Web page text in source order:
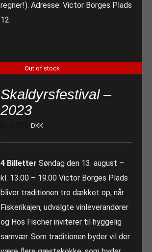
regner!). Adresse: Victor Borges Plads
12
Out of stock
Skaldyrsfestival –
2023
DKK
4 Billetter Søndag den 13. august –
kl. 13.00 – 19.00 Victor Borges Plads
bliver traditionen tro dækket op, når
Fiskerikajen, udvalgte vinleverandører
og Hos Fischer inviterer til hyggelig
samvær. Som traditionen byder vil der